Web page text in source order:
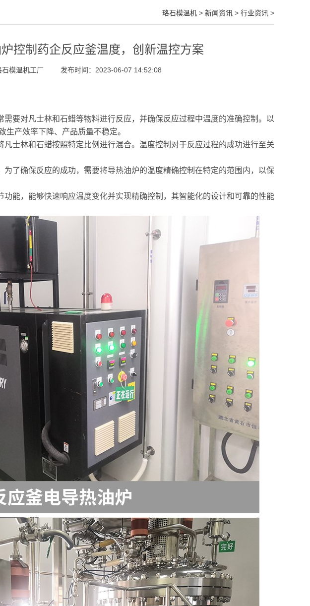
珞石模温机 > 新闻资讯 > 行业资讯 >
控制药企反应釜温度，创新温控方案
模温机工厂 发布时间：2023-06-07 14:52:08
要对凡士林和石蜡等物料进行反应，并确保反应过程中温度的准确控制。以
产效率下降、产品质量不稳定。
士林和石蜡按照特定比例进行混合。温度控制对于反应过程的成功进行至关
了确保反应的成功，需要将导热油炉的温度精确控制在特定的范围内，以保
功能，能够快速响应温度变化并实现精确控制，其智能化的设计和可靠的性能